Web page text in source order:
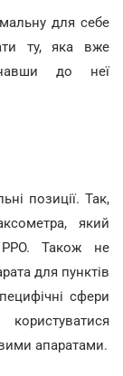
для себе
ту, яка вже
до неї
позиції. Так,
який
Також не
для пунктів
сфери
апаратами.